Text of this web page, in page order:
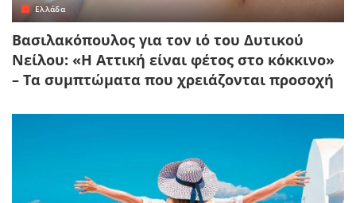
Ελλάδα
Βασιλακόπουλος για τον ιό του Δυτικού
Νείλου: «Η Αττική είναι φέτος στο κόκκινο»
– Τα συμπτώματα που χρειάζονται προσοχή